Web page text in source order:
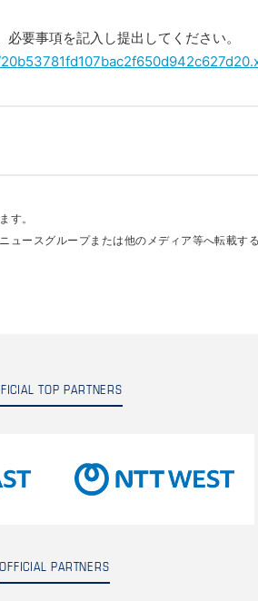
要事項を記入し提出してください。
す。
ュースグループまたは他のメディア等へ転載す
TOP PARTNERS
OFFICIAL PARTNERS